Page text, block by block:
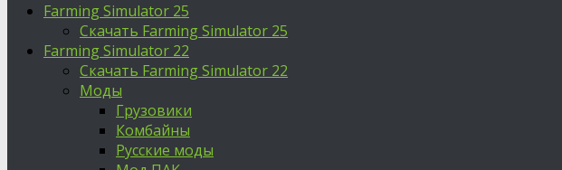
Farming Simulator 25
Скачать Farming Simulator 25
Farming Simulator 22
Скачать Farming Simulator 22
Моды
Грузовики
Комбайны
Русские моды